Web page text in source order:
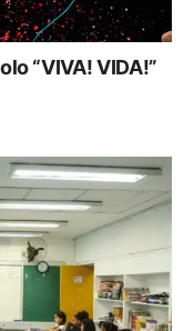
“VIVA! VIDA!”